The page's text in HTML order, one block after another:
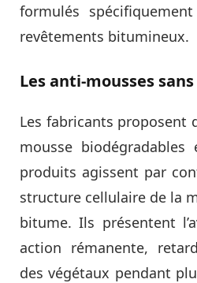
formulés
revêtements bitumineux.
Les anti-mousses
Les fabricants proposent
mousse
produits agissent par
structure cellulaire de la
bitume. Ils présentent
action rémanente,
des végétaux pendant